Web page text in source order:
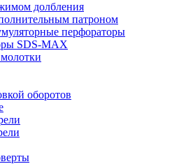
долбления
патроном
перфораторы
SDS-MAX
оборотов